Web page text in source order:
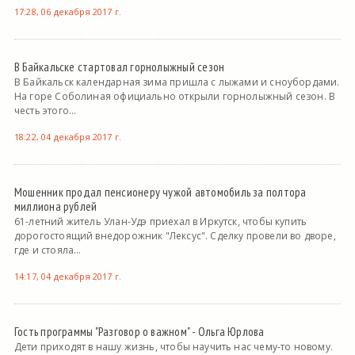
17:28, 06 декабря 2017 г.
В Байкальске стартовал горнолыжный сезон
В Байкальск календарная зима пришла с лыжами и сноубордами.
На горе Соболиная официально открыли горнолыжный сезон. В
честь этого...
18:22, 04 декабря 2017 г.
Мошенник продал пенсионеру чужой автомобиль за полтора
миллиона рублей
61-летний житель Улан-Удэ приехал в Иркутск, чтобы купить
дорогостоящий внедорожник "Лексус". Сделку провели во дворе,
где и стояла...
14:17, 04 декабря 2017 г.
Гость программы "Разговор о важном" - Ольга Юрлова
Дети приходят в нашу жизнь, чтобы научить нас чему-то новому.